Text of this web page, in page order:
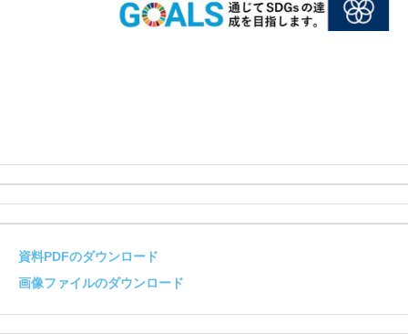
資料PDFのダウンロード
画像ファイルのダウンロード